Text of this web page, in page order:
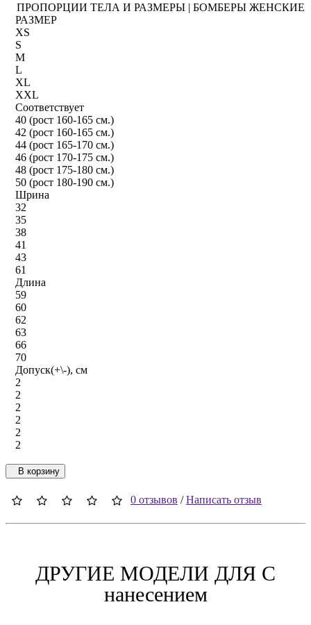
ПРОПОРЦИИ ТЕЛА И РАЗМЕРЫ | БОМБЕРЫ ЖЕНСКИЕ
РАЗМЕР
XS
S
M
L
XL
XXL
Соответствует
40 (рост 160-165 см.)
42 (рост 160-165 см.)
44 (рост 165-170 см.)
46 (рост 170-175 см.)
48 (рост 175-180 см.)
50 (рост 180-190 см.)
Шрина
32
35
38
41
43
61
Длина
59
60
62
63
66
70
Допуск(+\-), см
2
2
2
2
2
2
В корзину
0 отзывов /Написать отзыв
ДРУГИЕ МОДЕЛИ ДЛЯ C
нанесением